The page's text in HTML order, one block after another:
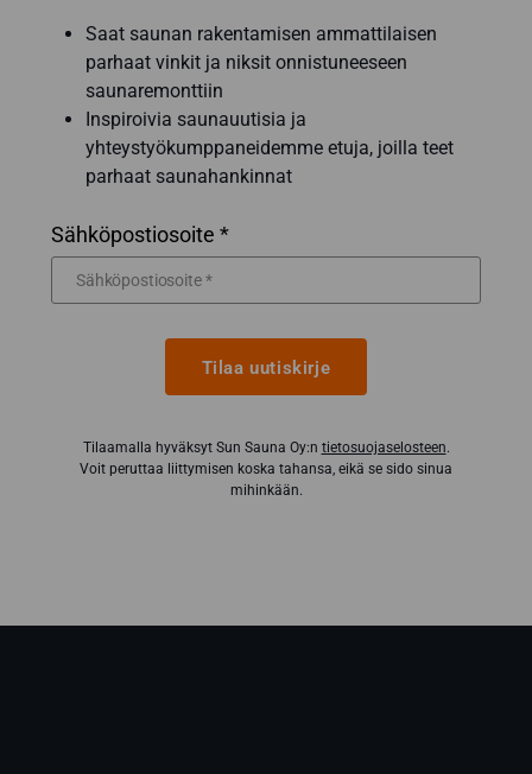
Saat saunan rakentamisen ammattilaisen
parhaat vinkit ja niksit onnistuneeseen
saunaremonttiin
Inspiroivia saunauutisia ja
yhteystyökumppaneidemme etuja, joilla teet
parhaat saunahankinnat
Sähköpostiosoite *
Tilaa uutiskirje
Tilaamalla hyväksyt Sun Sauna Oy:n tietosuojaselosteen.
Voit peruttaa liittymisen koska tahansa, eikä se sido sinua
mihinkään.